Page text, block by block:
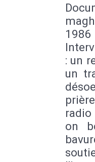
: un
un
radio
on